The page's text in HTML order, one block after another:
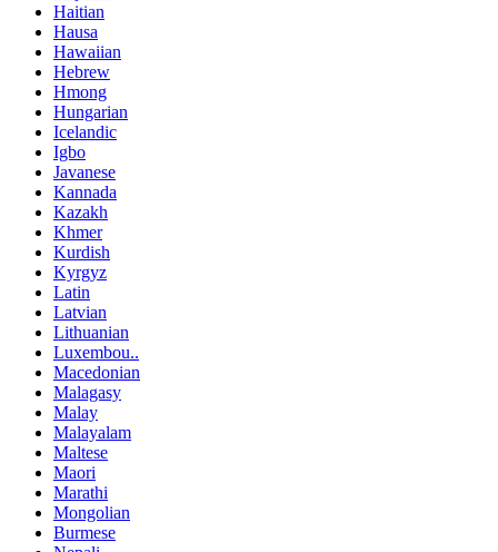
Haitian
Hausa
Hawaiian
Hebrew
Hmong
Hungarian
Icelandic
Igbo
Javanese
Kannada
Kazakh
Khmer
Kurdish
Kyrgyz
Latin
Latvian
Lithuanian
Luxembou..
Macedonian
Malagasy
Malay
Malayalam
Maltese
Maori
Marathi
Mongolian
Burmese